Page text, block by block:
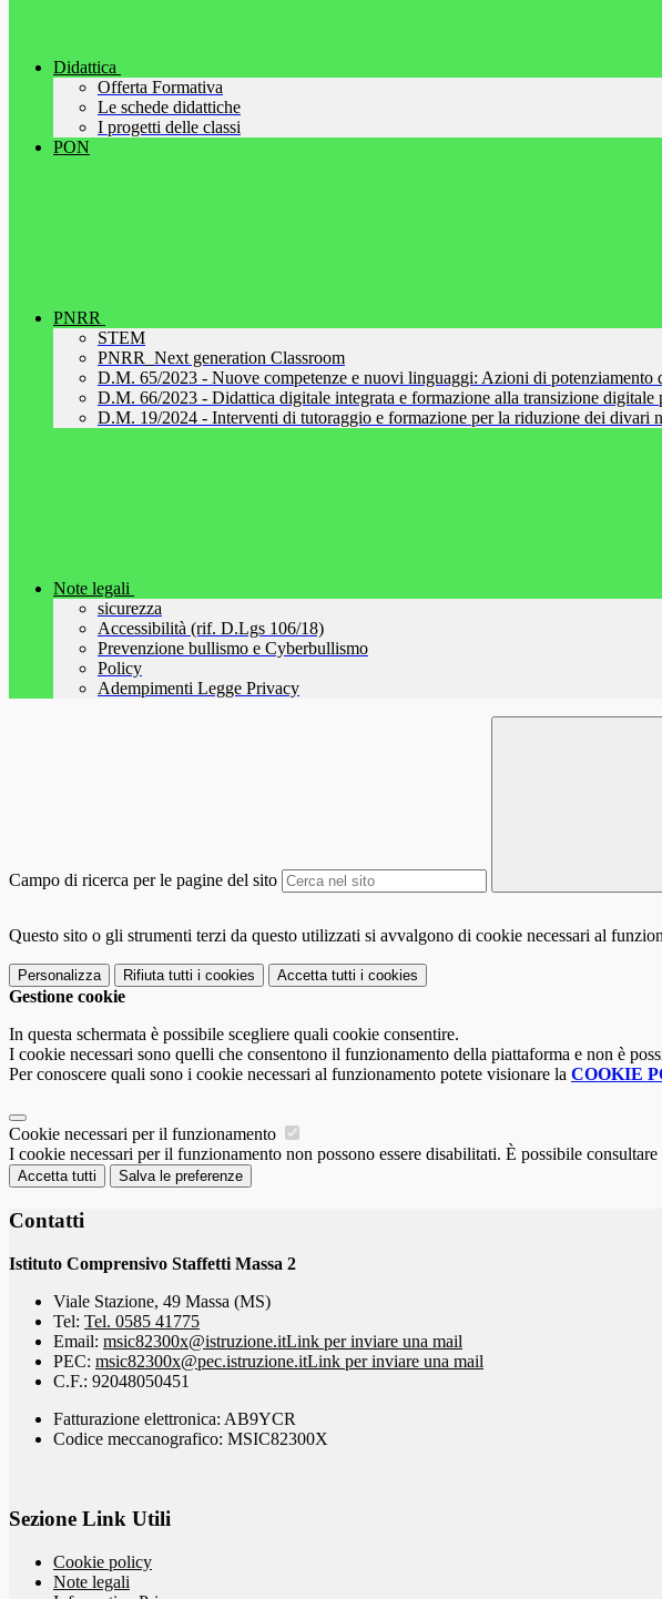
Didattica
Offerta Formativa
Le schede didattiche
I progetti delle classi
PON
PNRR
STEM
PNRR_Next generation Classroom
D.M. 65/2023 - Nuove competenze e nuovi linguaggi: Azioni di potenziamento
D.M. 66/2023 - Didattica digitale integrata e formazione alla transizione digitale
D.M. 19/2024 - Interventi di tutoraggio e formazione per la riduzione dei divari
Note legali
sicurezza
Accessibilità (rif. D.Lgs 106/18)
Prevenzione bullismo e Cyberbullismo
Policy
Adempimenti Legge Privacy
Campo di ricerca per le pagine del sito
Questo sito o gli strumenti terzi da questo utilizzati si avvalgono di cookie necessari al
Personalizza Rifiuta tutti i cookies Accetta tutti i cookies
Gestione cookie
In questa schermata è possibile scegliere quali cookie consentire.
I cookie necessari sono quelli che consentono il funzionamento della piattaforma e non è
Per conoscere quali sono i cookie necessari al funzionamento potete visionare la COOKIE
Cookie necessari per il funzionamento
I cookie necessari per il funzionamento non possono essere disabilitati. È possibile
Accetta tutti Salva le preferenze
Contatti
Istituto Comprensivo Staffetti Massa 2
Viale Stazione, 49 Massa (MS)
Tel: Tel. 0585 41775
Email: msic82300x@istruzione.itLink per inviare una mail
PEC: msic82300x@pec.istruzione.itLink per inviare una mail
C.F.: 92048050451
Fatturazione elettronica: AB9YCR
Codice meccanografico: MSIC82300X
Sezione Link Utili
Cookie policy
Note legali